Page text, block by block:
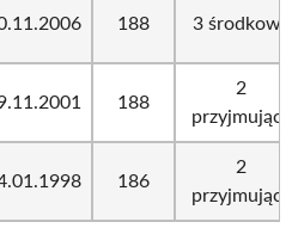
188 3 środkowy
188
2
przyjmujący
186
2
przyjmujący